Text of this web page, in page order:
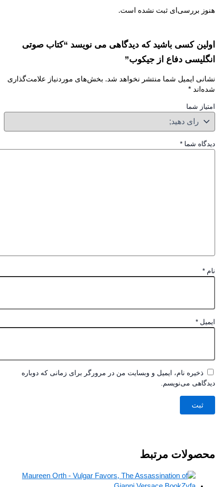
بررسی‌ای ثبت نشده است.
کسی باشید که دیدگاهی می نویسد “کتاب صوتی
دفاع از جیکوب”
ایمیل شما منتشر نخواهد شد. بخش‌های موردنیاز علامت‌گذاری
*
شما
شما *
*
ذخیره نام، ایمیل و وبسایت من در مرورگر برای زمانی که دوباره
می‌نویسم.
مرتبط